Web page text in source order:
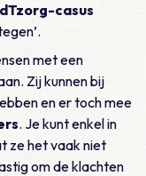
casus
met een
Zij kunnen bij
en er toch mee
. Je kunt enkel in
ze het vaak niet
om de klachten